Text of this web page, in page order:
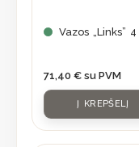
Vazos „Links” 4
71,40 € su PVM
Į KREPŠELĮ